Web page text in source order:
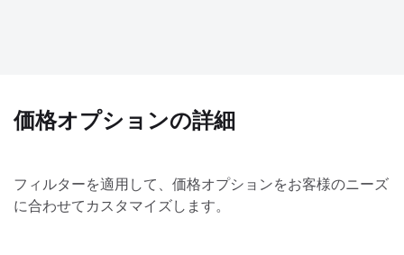
価格オプションの詳細
フィルターを適用して、価格オプションをお客様のニーズ
に合わせてカスタマイズします。